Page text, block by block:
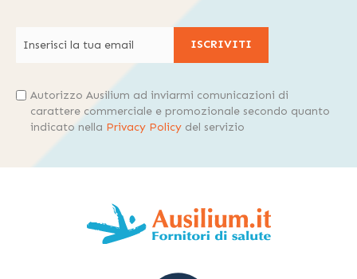
ISCRIVITI
Autorizzo Ausilium ad inviarmi comunicazioni di
carattere commerciale e promozionale secondo quanto
indicato nella Privacy Policy del servizio